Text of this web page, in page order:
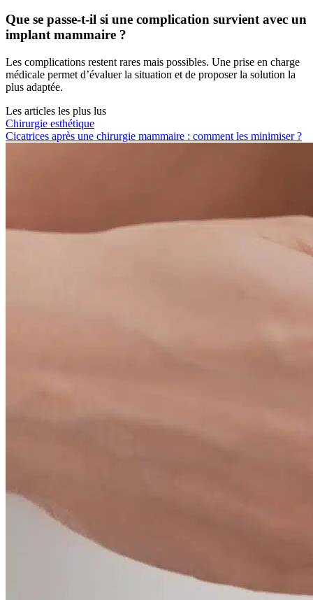
Que se passe-t-il si une complication survient avec un
implant mammaire ?
Les complications restent rares mais possibles. Une prise en charge
médicale permet d’évaluer la situation et de proposer la solution la
plus adaptée.
Les articles les plus lus
Chirurgie esthétique
Cicatrices après une chirurgie mammaire : comment les minimiser ?